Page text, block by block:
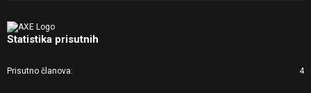
Statistika prisutnih
Prisutno članova 4